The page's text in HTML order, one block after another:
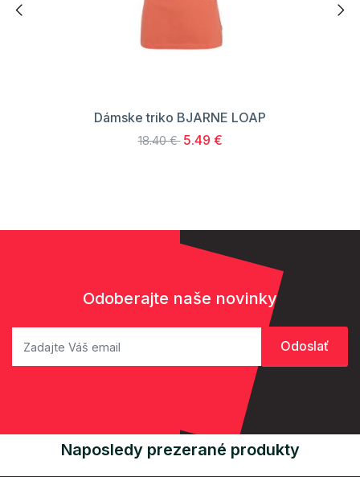
Dámske triko BJARNE LOAP
18.40 € 5.49 €
Odoberajte naše novinky
Naposledy prezerané produkty